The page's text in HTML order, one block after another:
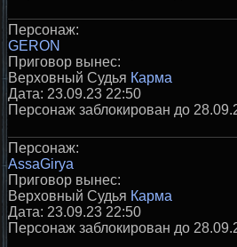
Персонаж:
GERON
Приговор вынес:
Верховный Судья Карма
Дата: 23.09.23 22:50
Персонаж заблокирован до
Персонаж:
AssaGirya
Приговор вынес:
Верховный Судья Карма
Дата: 23.09.23 22:50
Персонаж заблокирован до